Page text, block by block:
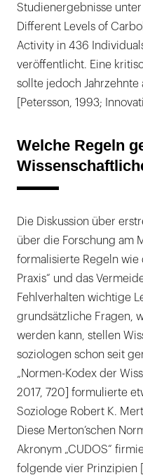
Studienergebnisse
Different Levels of
Activity in 436
veröffentlicht. Eine
sollte jedoch Jahrzehnte
[Petersson, 1993;
Welche Regeln
Die Diskussion über
über die Forschung am
formalisierte Regeln wie
Praxis“ und das
Fehlverhalten wichtige
grundsätzliche Fragen,
werden kann, stellen
soziologen schon seit
„Normen-Kodex der
2017, 720] formulierte
Soziologe Robert K.
Diese Merton’schen
Akronym „CUDOS“
folgende vier Prinzipien